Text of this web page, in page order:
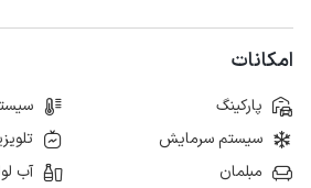
امکانات
پارکینگ
سیستم سرمایش
مبلمان
آب